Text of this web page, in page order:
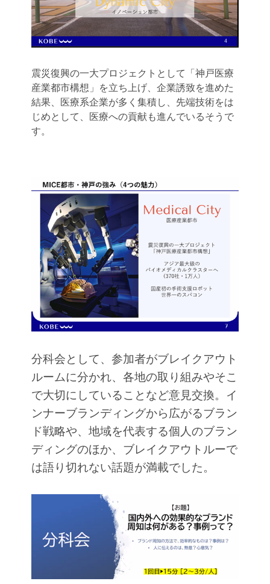
震災復興の一大プロジェクトとして「神戸医療
産業都市構想」を立ち上げ、企業誘致を進めた
結果、医療系企業が多く集積し、先端技術をは
じめとして、医療への貢献も進んでいるそうで
す。
分科会として、参加者がブレイクアウト
ルームに分かれ、各地の取り組みやそこ
で大切にしていることなど意見交換。イ
ンナーブランディングから広がるブラン
ド戦略や、地域を代表する個人のブラン
ディングのほか、ブレイクアウトルーで
は語り切れない話題が満載でした。